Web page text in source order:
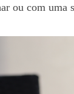
ou com uma